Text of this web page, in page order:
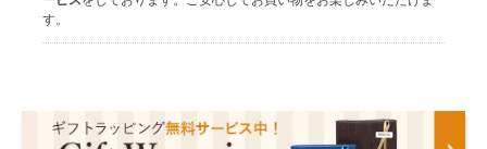
す。